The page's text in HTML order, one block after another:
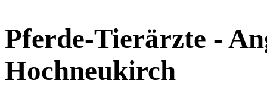
Pferde-Tierärzte -
Hochneukirch